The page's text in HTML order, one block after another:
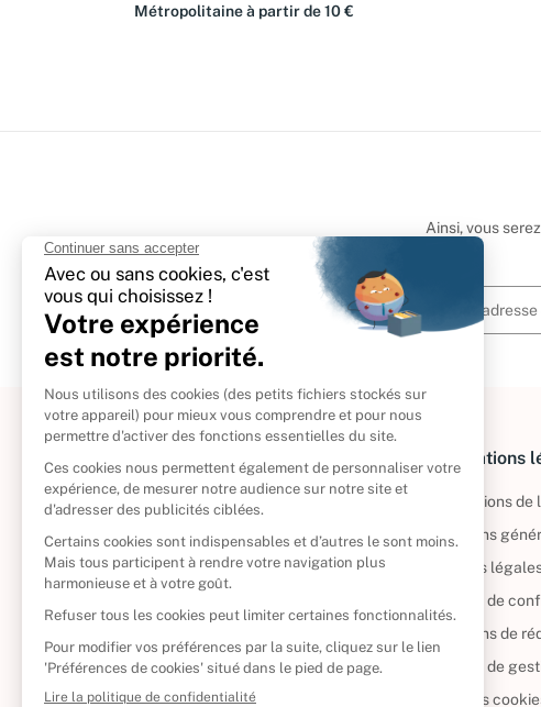
Métropolitaine à partir de 10 €
Ainsi, vous
À propos
Politique de retour
Reprendre vos livres
Qui sommes-nous ?
CD d'occasion
DVD d'occasion
Informations
Informations de
Conditions
Mentions
Politique de
Conditions de
Politique de
Gérer vos